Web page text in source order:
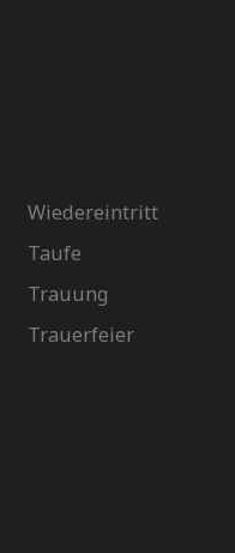
Wiedereintritt
Taufe
Trauung
Trauerfeier